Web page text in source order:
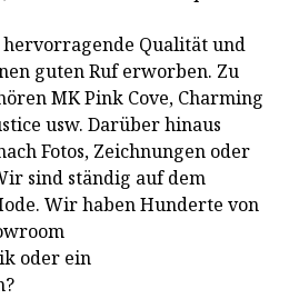
Qualität und
guten Ruf erworben. Zu
MK Pink Cove, Charming
usw. Darüber hinaus
Fotos, Zeichnungen oder
sind ständig auf dem
Wir haben Hunderte von
oder ein